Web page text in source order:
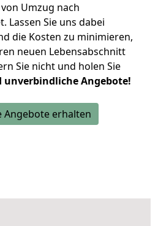
Umzug nach
Lassen Sie uns dabei
die Kosten zu minimieren,
neuen Lebensabschnitt
Sie nicht und holen Sie
unverbindliche Angebote!
Angebote erhalten